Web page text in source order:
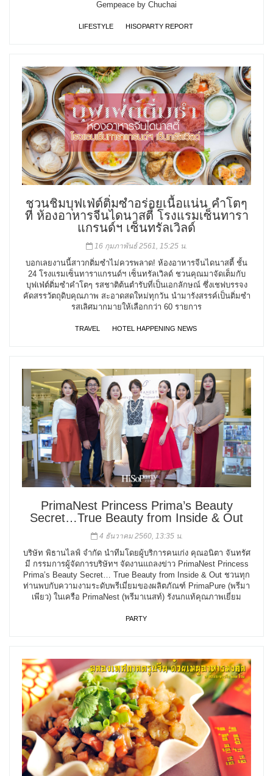
Gempeace by Chuchai
LIFESTYLE HISOPARTY REPORT
ชวนชิมบุฟเฟ่ต์ติ่มซำอร่อยเนื้อแน่น คำโตๆ
ที่ ห้องอาหารจีนไดนาสตี้ โรงแรมเซ็นทารา
แกรนด์ฯ เซ็นทรัลเวิลด์
16 กุมภาพันธ์ 2561, 15:25 น.
บอกเลยงานนี้สาวกติ่มซำไม่ควรพลาด! ห้องอาหารจีนไดนาสตี้ ชั้น
24 โรงแรมเซ็นทาราแกรนด์ฯ เซ็นทรัลเวิลด์ ชวนคุณมาจัดเต็มกับ
บุฟเฟ่ต์ติ่มซำคำโตๆ รสชาติต้นตำรับที่เป็นเอกลักษณ์ ซึ่งเชฟบรรจง
คัดสรรวัตถุดิบคุณภาพ สะอาดสดใหม่ทุกวัน นำมารังสรรค์เป็นติ่มซำ
รสเลิศมากมายให้เลือกกว่า 60 รายการ
TRAVEL HOTEL HAPPENING NEWS
PrimaNest Princess Prima’s Beauty
Secret…True Beauty from Inside & Out
4 ธันวาคม 2560, 13:35 น.
บริษัท พิธานไลฟ์ จำกัด นำทีมโดยผู้บริการคนเก่ง คุณอนิตา จันทรัศ
มี กรรมการผู้จัดการบริษัทฯ จัดงานแถลงข่าว PrimaNest Princess
Prima’s Beauty Secret… True Beauty from Inside & Out ชวนทุก
ท่านพบกับความงามระดับพรีเมี่ยมของผลิตภัณฑ์ PrimaPure (พรีมา
เพียว) ในเครือ PrimaNest (พรีมาเนสท์) รังนกแท้คุณภาพเยี่ยม
PARTY